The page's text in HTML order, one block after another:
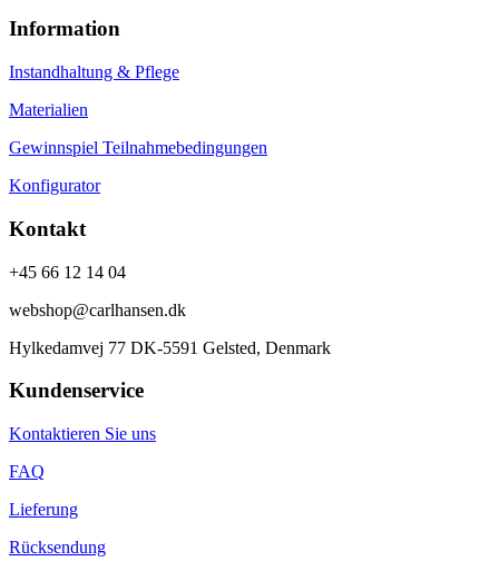
Information
Instandhaltung & Pflege
Materialien
Gewinnspiel Teilnahmebedingungen
Konfigurator
Kontakt
+45 66 12 14 04
webshop@carlhansen.dk
Hylkedamvej 77 DK-5591 Gelsted, Denmark
Kundenservice
Kontaktieren Sie uns
FAQ
Lieferung
Rücksendung